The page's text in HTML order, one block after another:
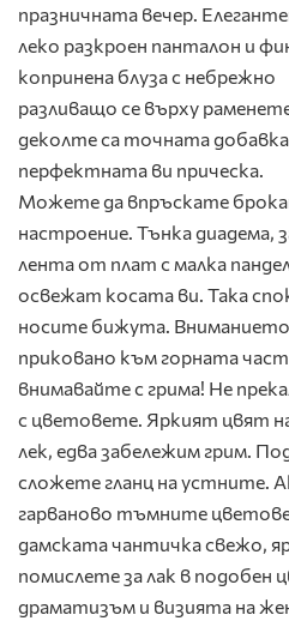
празничната вечер.
леко разкроен панталон и
копринена блуза с небрежно
разливащо се върху
деколте са точната
перфектната ви прическа.
Можете да впръскате
настроение. Тънка диадема,
лента от плат с малка
освежат косата ви. Така
носите бижута.
приковано към горната
внимавайте с грима! Не
с цветовете. Яркият цвят
лек, едва забележим грим.
сложете гланц на устните.
гарваново тъмните
дамската чантичка свежо,
помислете за лак в
драматизъм и визията на